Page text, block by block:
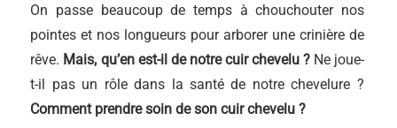
On passe beaucoup de temps à chouchouter nos
pointes et nos longueurs pour arborer une crinière de
rêve. Mais, qu’en est-il de notre cuir chevelu ?Ne joue-
t-il pas un rôle dans la santé de notre chevelure ?
Comment prendre soin de son cuir chevelu ?